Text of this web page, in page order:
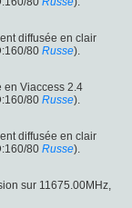
diffusée en clair
80 Russe).
en Viaccess 2.4
80 Russe).
diffusée en clair
80 Russe).
sur 11675.00MHz,